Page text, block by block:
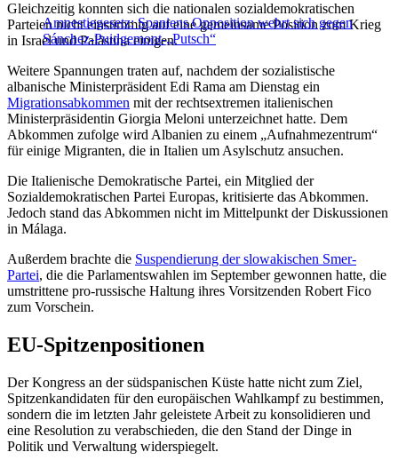
Amnestiegesetz: Spaniens Opposition wehrt sich gegen
Sánchez-Puidgemont-„Putsch“
Gleichzeitig konnten sich die nationalen sozialdemokratischen
Parteien nicht einstimmig auf eine gemeinsame Position zum Krieg
in Israel und Palästina einigen.
Weitere Spannungen traten auf, nachdem der sozialistische
albanische Ministerpräsident Edi Rama am Dienstag ein
Migrationsabkommen mit der rechtsextremen italienischen
Ministerpräsidentin Giorgia Meloni unterzeichnet hatte. Dem
Abkommen zufolge wird Albanien zu einem „Aufnahmezentrum“
für einige Migranten, die in Italien um Asylschutz ansuchen.
Die Italienische Demokratische Partei, ein Mitglied der
Sozialdemokratischen Partei Europas, kritisierte das Abkommen.
Jedoch stand das Abkommen nicht im Mittelpunkt der Diskussionen
in Málaga.
Außerdem brachte die Suspendierung der slowakischen Smer-
Partei, die die Parlamentswahlen im September gewonnen hatte, die
umstrittene pro-russische Haltung ihres Vorsitzenden Robert Fico
zum Vorschein.
EU-Spitzenpositionen
Der Kongress an der südspanischen Küste hatte nicht zum Ziel,
Spitzenkandidaten für den europäischen Wahlkampf zu bestimmen,
sondern die im letzten Jahr geleistete Arbeit zu konsolidieren und
eine Resolution zu verabschieden, die den Stand der Dinge in
Politik und Verwaltung widerspiegelt.